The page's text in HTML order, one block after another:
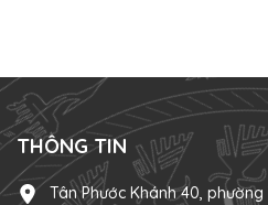
THÔNG TIN
Tân Phước Khánh 40, phường